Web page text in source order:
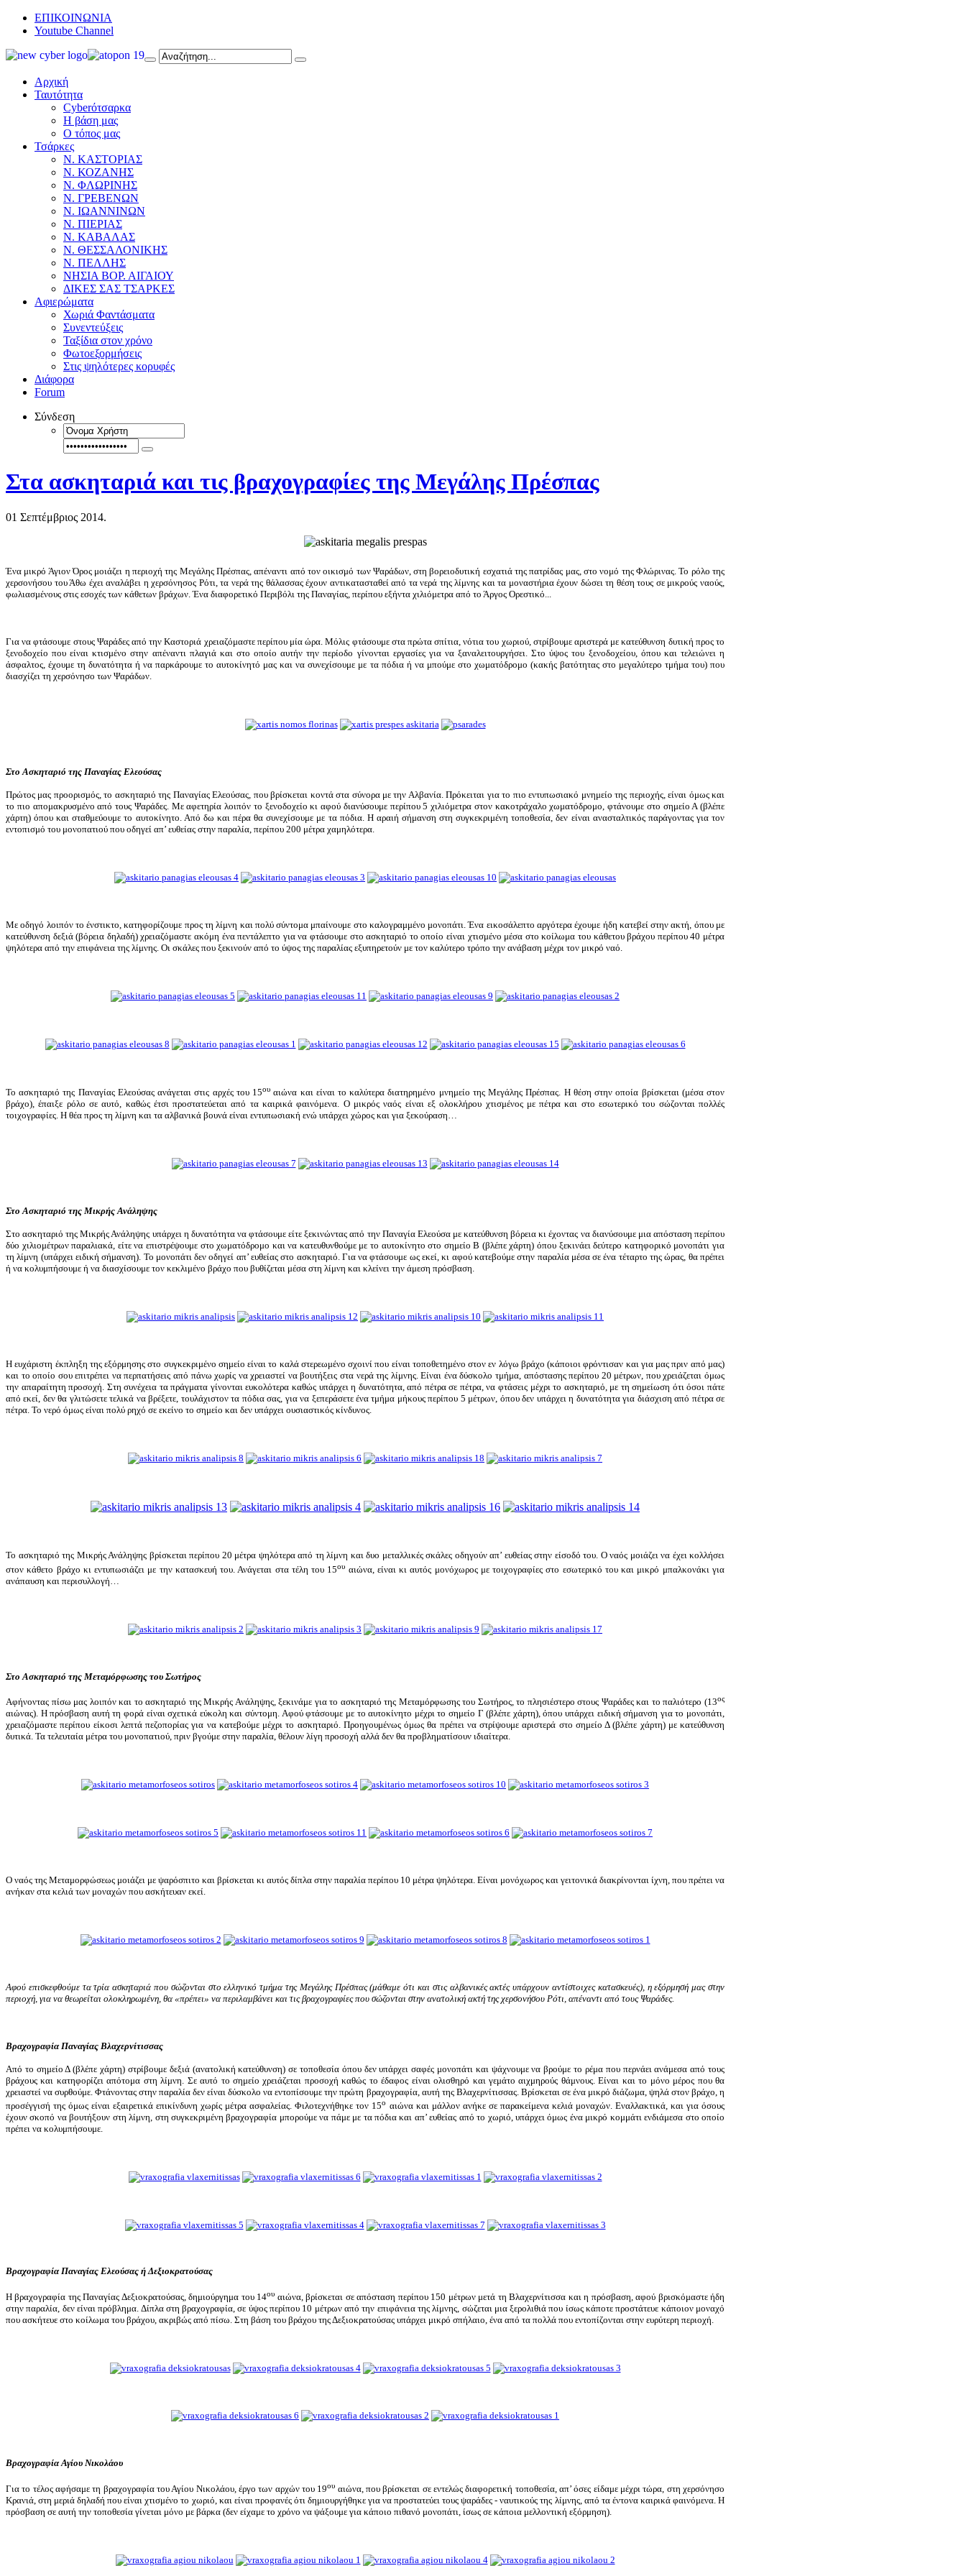
ΕΠΙΚΟΙΝΩΝΙΑ
Youtube Channel
Αρχική
Ταυτότητα
Cyberότσαρκα
Η βάση μας
Ο τόπος μας
Τσάρκες
Ν. ΚΑΣΤΟΡΙΑΣ
Ν. ΚΟΖΑΝΗΣ
Ν. ΦΛΩΡΙΝΗΣ
Ν. ΓΡΕΒΕΝΩΝ
Ν. ΙΩΑΝΝΙΝΩΝ
Ν. ΠΙΕΡΙΑΣ
Ν. ΚΑΒΑΛΑΣ
Ν. ΘΕΣΣΑΛΟΝΙΚΗΣ
Ν. ΠΕΛΛΗΣ
ΝΗΣΙΑ ΒΟΡ. ΑΙΓΑΙΟΥ
ΔΙΚΕΣ ΣΑΣ ΤΣΑΡΚΕΣ
Αφιερώματα
Χωριά Φαντάσματα
Συνεντεύξεις
Ταξίδια στον χρόνο
Φωτοεξορμήσεις
Στις ψηλότερες κορυφές
Διάφορα
Forum
Σύνδεση
Στα ασκηταριά και τις βραχογραφίες της Μεγάλης Πρέσπας
01 Σεπτέμβριος 2014.
Ένα μικρό Άγιον Όρος μοιάζει η περιοχή της Μεγάλης Πρέσπας, απέναντι από τον οικισμό των Ψαράδων, στη βορειοδυτική εσχατιά της πατρίδας μας, στο νομό της Φλώρινας. Το ρόλο της
χερσονήσου του Άθω έχει αναλάβει η χερσόνησος Ρότι, τα νερά της θάλασσας έχουν αντικατασταθεί από τα νερά της λίμνης και τα μοναστήρια έχουν δώσει τη θέση τους σε μικρούς ναούς,
φωλιασμένους στις εσοχές των κάθετων βράχων. Ένα διαφορετικό Περιβόλι της Παναγίας, περίπου εξήντα χιλιόμετρα από το Άργος Ορεστικό...
Για να φτάσουμε στους Ψαράδες από την Καστοριά χρειαζόμαστε περίπου μία ώρα. Μόλις φτάσουμε στα πρώτα σπίτια, νότια του χωριού, στρίβουμε αριστερά με κατεύθυνση δυτική προς το
ξενοδοχείο που είναι κτισμένο στην απέναντι πλαγιά και στο οποίο αυτήν την περίοδο γίνονται εργασίες για να ξαναλειτουργήσει. Στο ύψος του ξενοδοχείου, όπου και τελειώνει η
άσφαλτος, έχουμε τη δυνατότητα ή να παρκάρουμε το αυτοκίνητό μας και να συνεχίσουμε με τα πόδια ή να μπούμε στο χωματόδρομο (κακής βατότητας στο μεγαλύτερο τμήμα του) που
διασχίζει τη χερσόνησο των Ψαράδων.
Στο Ασκηταριό της Παναγίας Ελεούσας
Πρώτος μας προορισμός, το ασκηταριό της Παναγίας Ελεούσας, που βρίσκεται κοντά στα σύνορα με την Αλβανία. Πρόκειται για το πιο εντυπωσιακό μνημείο της περιοχής, είναι όμως και
το πιο απομακρυσμένο από τους Ψαράδες. Με αφετηρία λοιπόν το ξενοδοχείο κι αφού διανύσουμε περίπου 5 χιλιόμετρα στον κακοτράχαλο χωματόδρομο, φτάνουμε στο σημείο Α (βλέπε
χάρτη) όπου και σταθμεύουμε το αυτοκίνητο. Από δω και πέρα θα συνεχίσουμε με τα πόδια. Η αραιή σήμανση στη συγκεκριμένη τοποθεσία, δεν είναι ανασταλτικός παράγοντας για τον
εντοπισμό του μονοπατιού που οδηγεί απ’ ευθείας στην παραλία, περίπου 200 μέτρα χαμηλότερα.
Με οδηγό λοιπόν το ένστικτο, κατηφορίζουμε προς τη λίμνη και πολύ σύντομα μπαίνουμε στο καλογραμμένο μονοπάτι. Ένα εικοσάλεπτο αργότερα έχουμε ήδη κατεβεί στην ακτή, όπου με
κατεύθυνση δεξιά (βόρεια δηλαδή) χρειαζόμαστε ακόμη ένα πεντάλεπτο για να φτάσουμε στο ασκηταριό το οποίο είναι χτισμένο μέσα στο κοίλωμα του κάθετου βράχου περίπου 40 μέτρα
ψηλότερα από την επιφάνεια της λίμνης. Οι σκάλες που ξεκινούν από το ύψος της παραλίας εξυπηρετούν με τον καλύτερο τρόπο την ανάβαση μέχρι τον μικρό ναό.
Το ασκηταριό της Παναγίας Ελεούσας ανάγεται στις αρχές του 15ου αιώνα και είναι το καλύτερα διατηρημένο μνημείο της Μεγάλης Πρέσπας. Η θέση στην οποία βρίσκεται (μέσα στον
βράχο), έπαιξε ρόλο σε αυτό, καθώς έτσι προστατεύεται από τα καιρικά φαινόμενα. Ο μικρός ναός είναι εξ ολοκλήρου χτισμένος με πέτρα και στο εσωτερικό του σώζονται πολλές
τοιχογραφίες. Η θέα προς τη λίμνη και τα αλβανικά βουνά είναι εντυπωσιακή ενώ υπάρχει χώρος και για ξεκούραση…
Στο Ασκηταριό της Μικρής Ανάληψης
Στο ασκηταριό της Μικρής Ανάληψης υπάρχει η δυνατότητα να φτάσουμε είτε ξεκινώντας από την Παναγία Ελεούσα με κατεύθυνση βόρεια κι έχοντας να διανύσουμε μια απόσταση περίπου
δύο χιλιομέτρων παραλιακά, είτε να επιστρέψουμε στο χωματόδρομο και να κατευθυνθούμε με το αυτοκίνητο στο σημείο Β (βλέπε χάρτη) όπου ξεκινάει δεύτερο κατηφορικό μονοπάτι για
τη λίμνη (υπάρχει ειδική σήμανση). Το μονοπάτι δεν οδηγεί απ’ ευθείας στο ασκηταριό. Για να φτάσουμε ως εκεί, κι αφού κατεβούμε στην παραλία μέσα σε ένα τέταρτο της ώρας, θα πρέπει
ή να κολυμπήσουμε ή να διασχίσουμε τον κεκλιμένο βράχο που βυθίζεται μέσα στη λίμνη και κλείνει την άμεση πρόσβαση.
Η ευχάριστη έκπληξη της εξόρμησης στο συγκεκριμένο σημείο είναι το καλά στερεωμένο σχοινί που είναι τοποθετημένο στον εν λόγω βράχο (κάποιοι φρόντισαν και για μας πριν από μας)
και το οποίο σου επιτρέπει να περπατήσεις από πάνω χωρίς να χρειαστεί να βουτήξεις στα νερά της λίμνης. Είναι ένα δύσκολο τμήμα, απόστασης περίπου 20 μέτρων, που χρειάζεται όμως
την απαραίτητη προσοχή. Στη συνέχεια τα πράγματα γίνονται ευκολότερα καθώς υπάρχει η δυνατότητα, από πέτρα σε πέτρα, να φτάσεις μέχρι το ασκηταριό, με τη σημείωση ότι όσοι πάτε
από εκεί, δεν θα γλιτώσετε τελικά να βρέξετε, τουλάχιστον τα πόδια σας, για να ξεπεράσετε ένα τμήμα μήκους περίπου 5 μέτρων, όπου δεν υπάρχει η δυνατότητα για διάσχιση από πέτρα σε
πέτρα. Το νερό όμως είναι πολύ ρηχό σε εκείνο το σημείο και δεν υπάρχει ουσιαστικός κίνδυνος.
Το ασκηταριό της Μικρής Ανάληψης βρίσκεται περίπου 20 μέτρα ψηλότερα από τη λίμνη και δυο μεταλλικές σκάλες οδηγούν απ’ ευθείας στην είσοδό του. Ο ναός μοιάζει να έχει κολλήσει
στον κάθετο βράχο κι εντυπωσιάζει με την κατασκευή του. Ανάγεται στα τέλη του 15ου αιώνα, είναι κι αυτός μονόχωρος με τοιχογραφίες στο εσωτερικό του και μικρό μπαλκονάκι για
ανάπαυση και περισυλλογή…
Στο Ασκηταριό της Μεταμόρφωσης του Σωτήρος
Αφήνοντας πίσω μας λοιπόν και το ασκηταριό της Μικρής Ανάληψης, ξεκινάμε για το ασκηταριό της Μεταμόρφωσης του Σωτήρος, το πλησιέστερο στους Ψαράδες και το παλιότερο (13ος
αιώνας). Η πρόσβαση αυτή τη φορά είναι σχετικά εύκολη και σύντομη. Αφού φτάσουμε με το αυτοκίνητο μέχρι το σημείο Γ (βλέπε χάρτη), όπου υπάρχει ειδική σήμανση για το μονοπάτι,
χρειαζόμαστε περίπου είκοσι λεπτά πεζοπορίας για να κατεβούμε μέχρι το ασκηταριό. Προηγουμένως όμως θα πρέπει να στρίψουμε αριστερά στο σημείο Δ (βλέπε χάρτη) με κατεύθυνση
δυτικά. Τα τελευταία μέτρα του μονοπατιού, πριν βγούμε στην παραλία, θέλουν λίγη προσοχή αλλά δεν θα προβληματίσουν ιδιαίτερα.
Ο ναός της Μεταμορφώσεως μοιάζει με ψαρόσπιτο και βρίσκεται κι αυτός δίπλα στην παραλία περίπου 10 μέτρα ψηλότερα. Είναι μονόχωρος και γειτονικά διακρίνονται ίχνη, που πρέπει να
ανήκαν στα κελιά των μοναχών που ασκήτευαν εκεί.
Αφού επισκεφθούμε τα τρία ασκηταριά που σώζονται στο ελληνικό τμήμα της Μεγάλης Πρέσπας (μάθαμε ότι και στις αλβανικές ακτές υπάρχουν αντίστοιχες κατασκευές), η εξόρμησή μας στην
περιοχή, για να θεωρείται ολοκληρωμένη, θα «πρέπει» να περιλαμβάνει και τις βραχογραφίες που σώζονται στην ανατολική ακτή της χερσονήσου Ρότι, απέναντι από τους Ψαράδες.
Βραχογραφία Παναγίας Βλαχερνίτισσας
Από το σημείο Δ (βλέπε χάρτη) στρίβουμε δεξιά (ανατολική κατεύθυνση) σε τοποθεσία όπου δεν υπάρχει σαφές μονοπάτι και ψάχνουμε να βρούμε το ρέμα που περνάει ανάμεσα από τους
βράχους και κατηφορίζει απότομα στη λίμνη. Σε αυτό το σημείο χρειάζεται προσοχή καθώς το έδαφος είναι ολισθηρό και γεμάτο αιχμηρούς θάμνους. Είναι και το μόνο μέρος που θα
χρειαστεί να συρθούμε. Φτάνοντας στην παραλία δεν είναι δύσκολο να εντοπίσουμε την πρώτη βραχογραφία, αυτή της Βλαχερνίτισσας. Βρίσκεται σε ένα μικρό διάζωμα, ψηλά στον βράχο, η
προσέγγισή της όμως είναι εξαιρετικά επικίνδυνη χωρίς μέτρα ασφαλείας. Φιλοτεχνήθηκε τον 15ο αιώνα και μάλλον ανήκε σε παρακείμενα κελιά μοναχών. Εναλλακτικά, και για όσους
έχουν σκοπό να βουτήξουν στη λίμνη, στη συγκεκριμένη βραχογραφία μπορούμε να πάμε με τα πόδια και απ’ ευθείας από το χωριό, υπάρχει όμως ένα μικρό κομμάτι ενδιάμεσα στο οποίο
πρέπει να κολυμπήσουμε.
Βραχογραφία Παναγίας Ελεούσας ή Δεξιοκρατούσας
Η βραχογραφία της Παναγίας Δεξιοκρατούσας, δημιούργημα του 14ου αιώνα, βρίσκεται σε απόσταση περίπου 150 μέτρων μετά τη Βλαχερνίτισσα και η πρόσβαση, αφού βρισκόμαστε ήδη
στην παραλία, δεν είναι πρόβλημα. Δίπλα στη βραχογραφία, σε ύψος περίπου 10 μέτρων από την επιφάνεια της λίμνης, σώζεται μια ξερολιθιά που ίσως κάποτε προστάτευε κάποιον μοναχό
που ασκήτευε στο κοίλωμα του βράχου, ακριβώς από πίσω. Στη βάση του βράχου της Δεξιοκρατούσας υπάρχει μικρό σπήλαιο, ένα από τα πολλά που εντοπίζονται στην ευρύτερη περιοχή.
Βραχογραφία Αγίου Νικολάου
Για το τέλος αφήσαμε τη βραχογραφία του Αγίου Νικολάου, έργο των αρχών του 19ου αιώνα, που βρίσκεται σε εντελώς διαφορετική τοποθεσία, απ’ όσες είδαμε μέχρι τώρα, στη χερσόνησο
Κρανιά, στη μεριά δηλαδή που είναι χτισμένο το χωριό, και είναι προφανές ότι δημιουργήθηκε για να προστατεύει τους ψαράδες - ναυτικούς της λίμνης, από τα έντονα καιρικά φαινόμενα. Η
πρόσβαση σε αυτή την τοποθεσία γίνεται μόνο με βάρκα (δεν είχαμε το χρόνο να ψάξουμε για κάποιο πιθανό μονοπάτι, ίσως σε κάποια μελλοντική εξόρμηση).